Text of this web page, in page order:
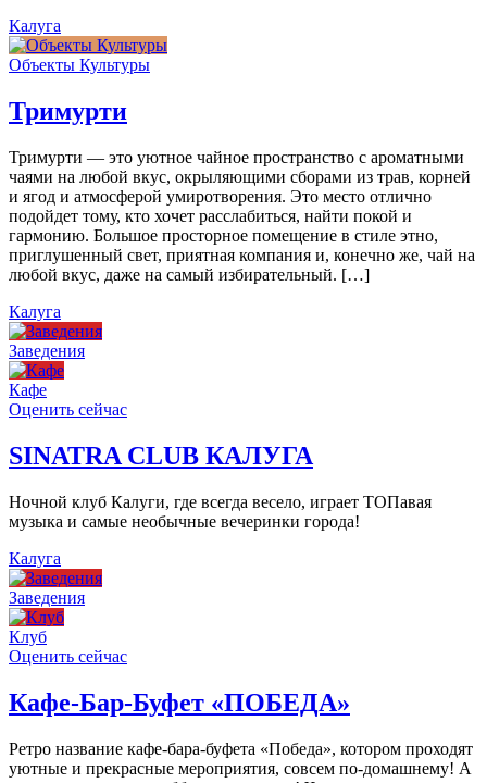
Калуга
Объекты Культуры
Тримурти
Тримурти — это уютное чайное пространство с ароматными
чаями на любой вкус, окрыляющими сборами из трав, корней
и ягод и атмосферой умиротворения. Это место отлично
подойдет тому, кто хочет расслабиться, найти покой и
гармонию. Большое просторное помещение в стиле этно,
приглушенный свет, приятная компания и, конечно же, чай на
любой вкус, даже на самый избирательный. […]
Калуга
Заведения
Кафе
Оценить сейчас
SINATRA CLUB КАЛУГА
Ночной клуб Калуги, где всегда весело, играет ТОПавая
музыка и самые необычные вечеринки города!
Калуга
Заведения
Клуб
Оценить сейчас
Кафе-Бар-Буфет «ПОБЕДА»
Ретро название кафе-бара-буфета «Победа», котором проходят
уютные и прекрасные мероприятия, совсем по-домашнему! А